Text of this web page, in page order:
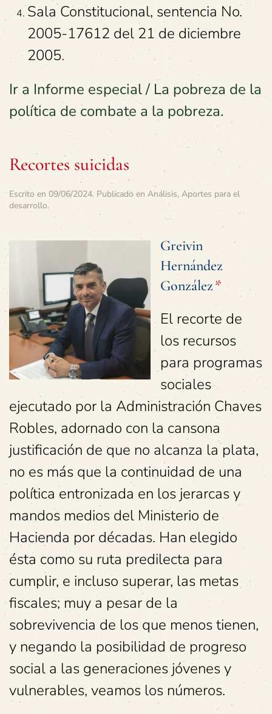
Sala Constitucional, sentencia No.
2005-17612 del 21 de diciembre
2005.
Ir a Informe especial / La pobreza de la
política de combate a la pobreza.
Recortes suicidas
Escrito en 09/06/2024. Publicado en Análisis, Aportes para el
desarrollo.
Greivin
Hernández
González*
El recorte de
los recursos
para programas
sociales
ejecutado por la Administración Chaves
Robles, adornado con la cansona
justificación de que no alcanza la plata,
no es más que la continuidad de una
política entronizada en los jerarcas y
mandos medios del Ministerio de
Hacienda por décadas. Han elegido
ésta como su ruta predilecta para
cumplir, e incluso superar, las metas
fiscales; muy a pesar de la
sobrevivencia de los que menos tienen,
y negando la posibilidad de progreso
social a las generaciones jóvenes y
vulnerables, veamos los números.